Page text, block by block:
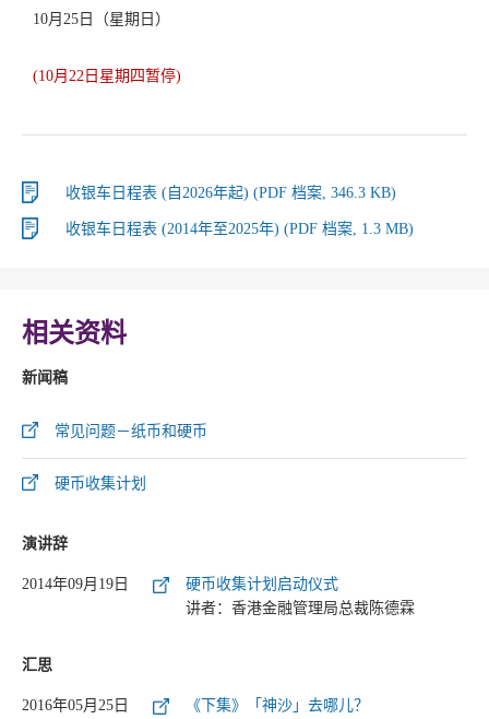
10月25日（星期日）
(10月22日星期四暂停)
收银车日程表 (自2026年起) (PDF 档案, 346.3 KB)
收银车日程表 (2014年至2025年) (PDF 档案, 1.3 MB)
相关资料
新闻稿
常见问题－纸币和硬币
硬币收集计划
演讲辞
2014年09月19日
硬币收集计划启动仪式
讲者：香港金融管理局总裁陈德霖
汇思
2016年05月25日 《下集》「神沙」去哪儿？